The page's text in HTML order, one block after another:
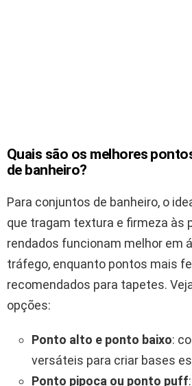
Quais são os melhores
de banheiro?
Para conjuntos de banheiro, o
que tragam textura e firmeza às
rendados funcionam melhor em
tráfego, enquanto pontos mais
recomendados para tapetes.
opções:
Ponto alto e ponto baixo:
versáteis para criar bases
Ponto pipoca ou ponto puff